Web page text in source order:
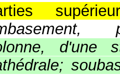
d'une